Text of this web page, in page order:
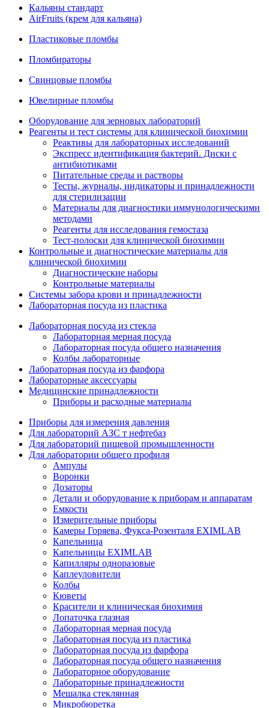
Кальяны стандарт
AirFruits (крем для кальяна)
Пластиковые пломбы
Пломбираторы
Свинцовые пломбы
Ювелирные пломбы
Оборудование для зерновых лабораторий
Реагенты и тест системы для клинической биохимии
Реактивы для лабораторных исследований
Экспресс идентификация бактерий. Диски с
антибиотиками
Питательные среды и растворы
Тесты, журналы, индикаторы и принадлежности
для стерилизации
Материалы для диагностики иммунологическими
методами
Реагенты для исследования гемостаза
Тест-полоски для клинической биохимии
Контрольные и диагностические материалы для
клинической биохимии
Диагностические наборы
Контрольные материалы
Системы забора крови и принадлежности
Лабораторная посуда из пластика
Лабораторная посуда из стекла
Лабораторная мерная посуда
Лабораторная посуда общего назначения
Колбы лабораторные
Лабораторная посуда из фарфора
Лабораторные аксессуары
Медицинские принадлежности
Приборы и расходные материалы
Приборы для измерения давления
Для лабораторий АЗС т нефтебаз
Для лабораторий пищевой промышленности
Для лаборатории общего профиля
Ампулы
Воронки
Дозаторы
Детали и оборудование к приборам и аппаратам
Емкости
Измерительные приборы
Камеры Горяева, Фукса-Розенталя EXIMLAB
Капельница
Капельницы EXIMLAB
Капилляры одноразовые
Каплеуловители
Колбы
Кюветы
Красители и клиническая биохимия
Лопаточка глазная
Лабораторная мерная посуда
Лабораторная посуда из пластика
Лабораторная посуда из фарфора
Лабораторная посуда общего назначения
Лабораторное оборудование
Лабораторные принадлежности
Мешалка стеклянная
Микробюретка